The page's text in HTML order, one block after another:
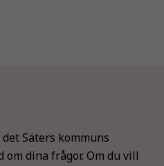
Säters kommuns
dina frågor. Om du vill